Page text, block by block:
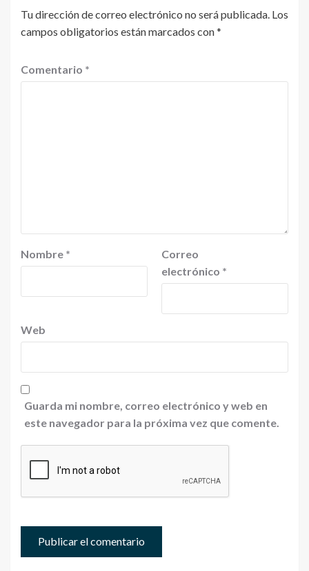
Tu dirección de correo electrónico no será publicada. Los
campos obligatorios están marcados con*
Comentario *
Nombre *
Correo
electrónico *
Web
Guarda mi nombre, correo electrónico y web en
este navegador para la próxima vez que comente.